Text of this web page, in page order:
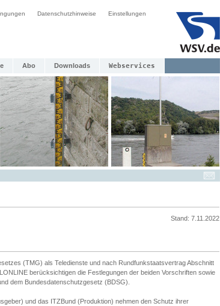
Datenschutzhinweise Einstellungen
Abo Downloads Webservices
Stand: 7.11.2022
(TMG) als Teledienste und nach Rundfunkstaatsvertrag Abschnitt
berücksichtigen die Festlegungen der beiden Vorschriften sowie
dem Bundesdatenschutzgesetz (BDSG).
und das ITZBund (Produktion) nehmen den Schutz ihrer